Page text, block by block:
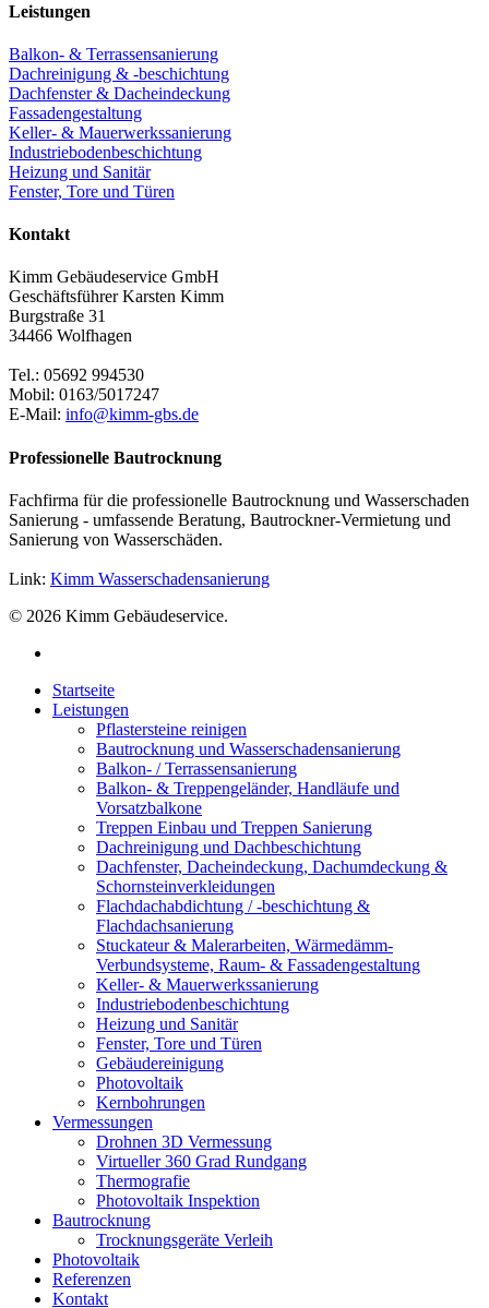
Leistungen
Balkon- & Terrassensanierung
Dachreinigung & -beschichtung
Dachfenster & Dacheindeckung
Fassadengestaltung
Keller- & Mauerwerkssanierung
Industriebodenbeschichtung
Heizung und Sanitär
Fenster, Tore und Türen
Kontakt
Kimm Gebäudeservice GmbH
Geschäftsführer Karsten Kimm
Burgstraße 31
34466 Wolfhagen
Tel.: 05692 994530
Mobil: 0163/5017247
E-Mail: info@kimm-gbs.de
Professionelle Bautrocknung
Fachfirma für die professionelle Bautrocknung und Wasserschaden
Sanierung - umfassende Beratung, Bautrockner-Vermietung und
Sanierung von Wasserschäden.
Link: Kimm Wasserschadensanierung
© 2026 Kimm Gebäudeservice.
Startseite
Leistungen
Pflastersteine reinigen
Bautrocknung und Wasserschadensanierung
Balkon- / Terrassensanierung
Balkon- & Treppengeländer, Handläufe und
Vorsatzbalkone
Treppen Einbau und Treppen Sanierung
Dachreinigung und Dachbeschichtung
Dachfenster, Dacheindeckung, Dachumdeckung &
Schornsteinverkleidungen
Flachdachabdichtung / -beschichtung &
Flachdachsanierung
Stuckateur & Malerarbeiten, Wärmedämm-
Verbundsysteme, Raum- & Fassadengestaltung
Keller- & Mauerwerkssanierung
Industriebodenbeschichtung
Heizung und Sanitär
Fenster, Tore und Türen
Gebäudereinigung
Photovoltaik
Kernbohrungen
Vermessungen
Drohnen 3D Vermessung
Virtueller 360 Grad Rundgang
Thermografie
Photovoltaik Inspektion
Bautrocknung
Trocknungsgeräte Verleih
Photovoltaik
Referenzen
Kontakt